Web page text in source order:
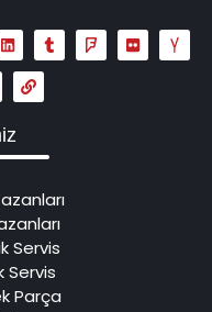
Servis
Servis
Parça